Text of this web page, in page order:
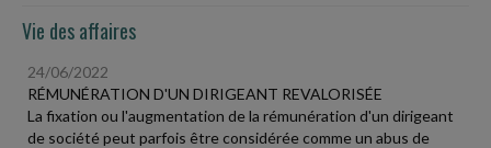
Vie des affaires
24/06/2022
RÉMUNÉRATION D'UN DIRIGEANT REVALORISÉE
La fixation ou l'augmentation de la rémunération d'un dirigeant
de société peut parfois être considérée comme un abus de